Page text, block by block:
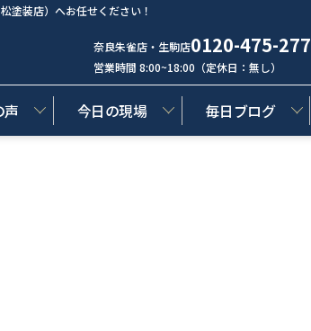
塗装店）へお任せください！
奈良朱雀店・生駒店0120-475-277
営業時間 8:00~18:00（定休日：無し）
声 今日の現場 毎日ブログ